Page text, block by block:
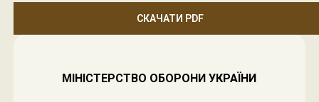
СКАЧАТИ PDF
МІНІСТЕРСТВО ОБОРОНИ УКРАЇНИ